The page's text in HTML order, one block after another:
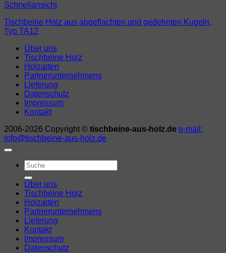
Schnellansicht
Tischbeine Holz aus abgeflachten und gedehnten Kugeln,
Typ TA12
Über uns
Tischbeine Holz
Holzarten
Partnerunternehmens
Lieferung
Datenschutz
Impressum
Kontakt
2006-2026 Copyright © tischbeine-aus-holz.de e-mail:
info@tischbeine-aus-holz.de
Suchen
nach:
Über uns
Tischbeine Holz
Holzarten
Partnerunternehmens
Lieferung
Kontakt
Impressum
Datenschutz